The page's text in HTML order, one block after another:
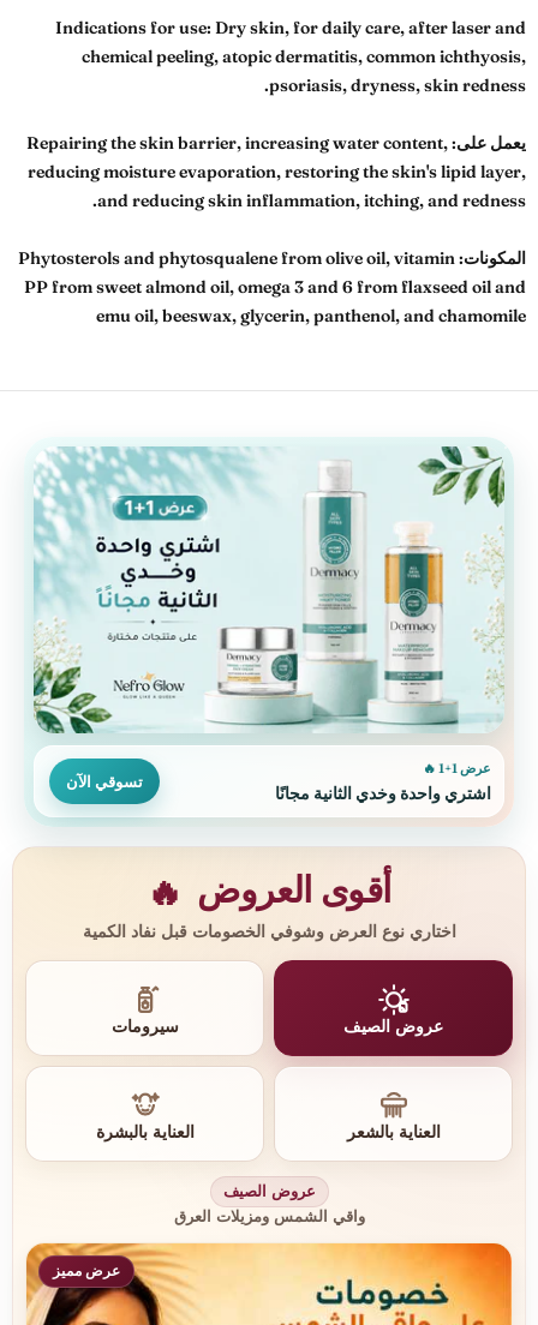
Indications for use: Dry skin, for daily care, after laser and
chemical peeling, atopic dermatitis, common ichthyosis,
psoriasis, dryness, skin redness.
يعمل على:Repairing the skin barrier, increasing water content,
reducing moisture evaporation, restoring the skin's lipid layer,
and reducing skin inflammation, itching, and redness.
المكونات: Phytosterols and phytosqualene from olive oil, vitamin
PP from sweet almond oil, omega 3 and 6 from flaxseed oil and
emu oil, beeswax, glycerin, panthenol, and chamomile
عرض 1+1 🔥
اشتري واحدة وخدي الثانية مجانًا
تسوقي الآن
أقوى العروض 🔥
اختاري نوع العرض وشوفي الخصومات قبل نفاد الكمية
عروض الصيف سيرومات
العناية بالشعر العناية بالبشرة
عروض الصيف
واقي الشمس ومزيلات العرق